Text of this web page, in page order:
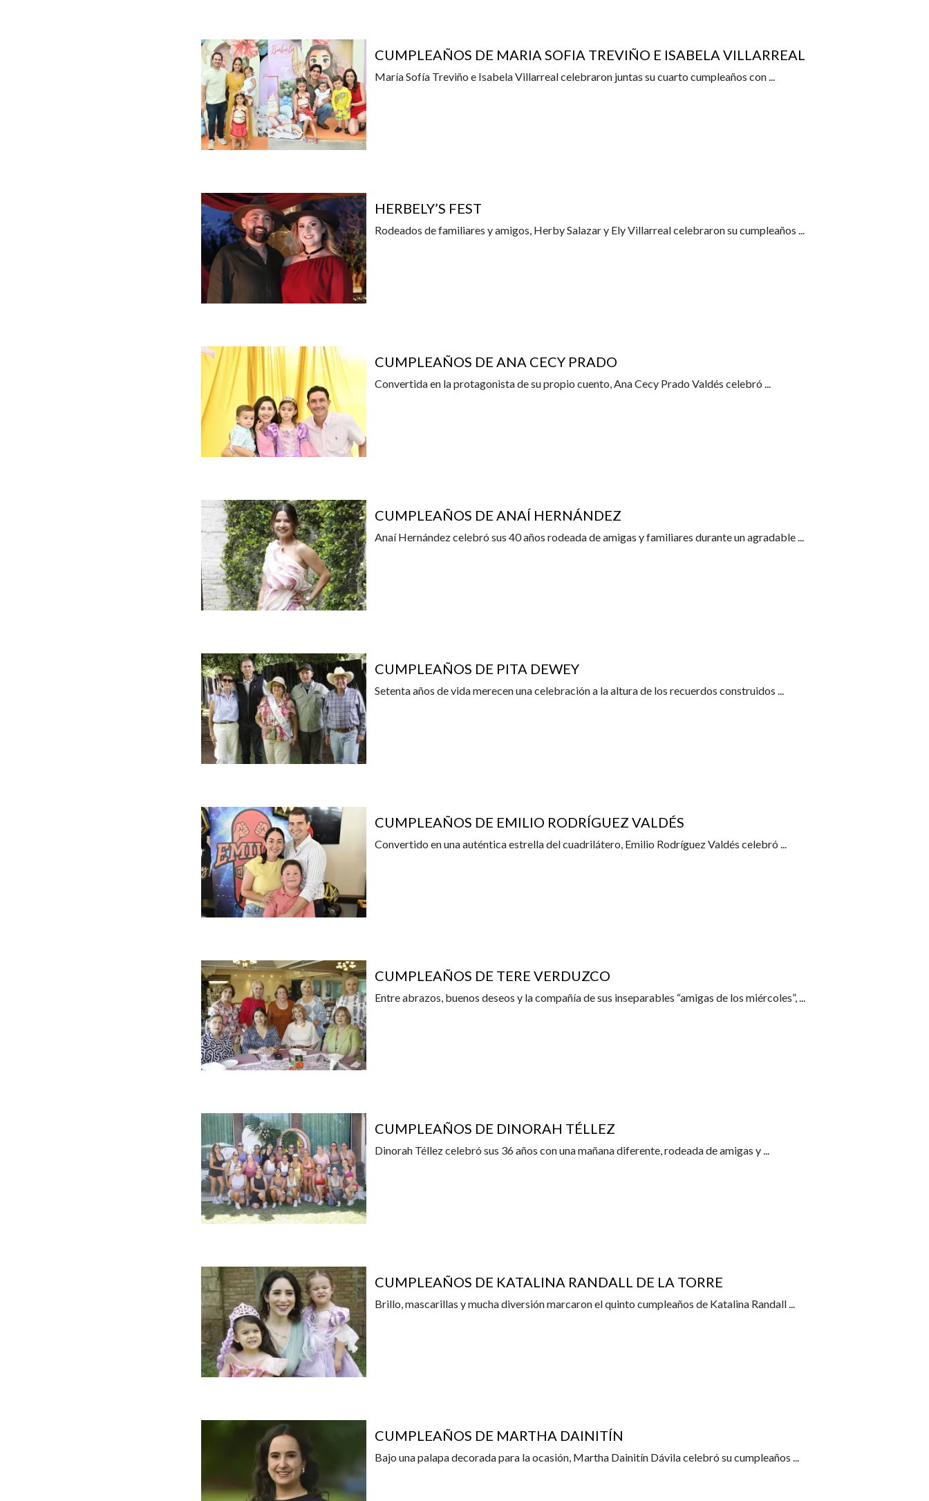
CUMPLEAÑOS DE MARIA SOFIA TREVIÑO E ISABELA VILLARREAL
María Sofía Treviño e Isabela Villarreal celebraron juntas su cuarto cumpleaños con...
HERBELY’S FEST
Rodeados de familiares y amigos, Herby Salazar y Ely Villarreal celebraron su cumpleaños...
CUMPLEAÑOS DE ANA CECY PRADO
Convertida en la protagonista de su propio cuento, Ana Cecy Prado Valdés celebró...
CUMPLEAÑOS DE ANAÍ HERNÁNDEZ
Anaí Hernández celebró sus 40 años rodeada de amigas y familiares durante un agradable...
CUMPLEAÑOS DE PITA DEWEY
Setenta años de vida merecen una celebración a la altura de los recuerdos construidos
CUMPLEAÑOS DE EMILIO RODRÍGUEZ VALDÉS
Convertido en una auténtica estrella del cuadrilátero, Emilio Rodríguez Valdés celebró
CUMPLEAÑOS DE TERE VERDUZCO
Entre abrazos, buenos deseos y la compañía de sus inseparables “amigas de los miércoles”,
CUMPLEAÑOS DE DINORAH TÉLLEZ
Dinorah Téllez celebró sus 36 años con una mañana diferente, rodeada de amigas y...
CUMPLEAÑOS DE KATALINA RANDALL DE LA TORRE
Brillo, mascarillas y mucha diversión marcaron el quinto cumpleaños de Katalina Randall...
CUMPLEAÑOS DE MARTHA DAINITÍN
Bajo una palapa decorada para la ocasión, Martha Dainitín Dávila celebró su cumpleaños...